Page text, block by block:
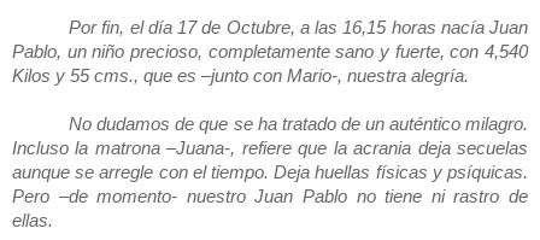
Por fin, el día 17 de Octubre, a las 16,15 horas nacía Juan
Pablo, un niño precioso, completamente sano y fuerte, con 4,540
Kilos y 55 cms., que es –junto con Mario-, nuestra alegría.
No dudamos de que se ha tratado de un auténtico milagro.
Incluso la matrona –Juana-, refiere que la acrania deja secuelas
aunque se arregle con el tiempo. Deja huellas físicas y psíquicas.
Pero –de momento- nuestro Juan Pablo no tiene ni rastro de
ellas.